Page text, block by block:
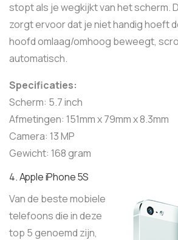
stopt als je wegkijkt van het scherm.
zorgt ervoor dat je niet handig hoeft
hoofd omlaag/omhoog beweegt,
automatisch.
Specificaties:
Scherm: 5.7 inch
Afmetingen: 151mm x 79mm x 8.3mm
Camera: 13 MP
Gewicht: 168 gram
4. Apple iPhone 5S
Van de beste mobiele
telefoons die in deze
top 5 genoemd zijn,